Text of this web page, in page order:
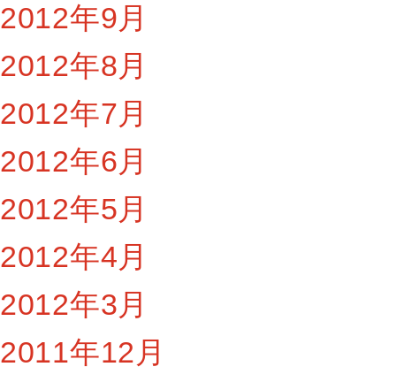
2012年9月
2012年8月
2012年7月
2012年6月
2012年5月
2012年4月
2012年3月
2011年12月